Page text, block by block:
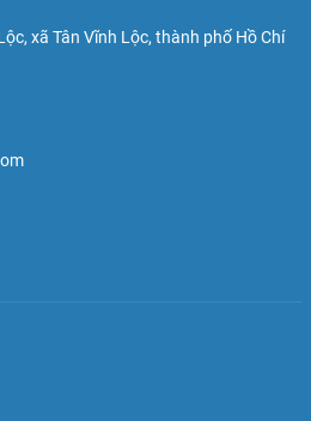
xã Tân Vĩnh Lộc, thành phố Hồ Chí